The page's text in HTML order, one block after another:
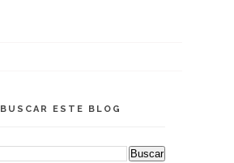
BUSCAR ESTE BLOG